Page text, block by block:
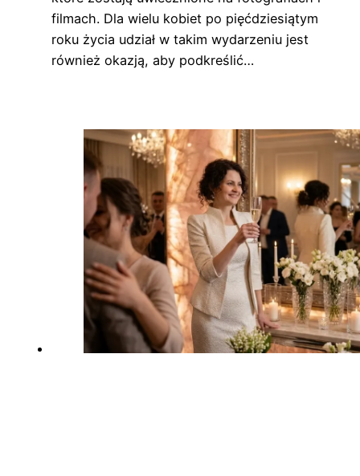
filmach. Dla wielu kobiet po pięćdziesiątym
roku życia udział w takim wydarzeniu jest
również okazją, aby podkreślić…